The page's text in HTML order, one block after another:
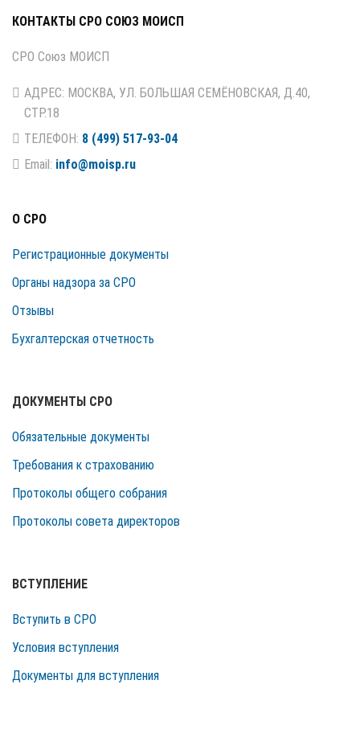
КОНТАКТЫ СРО СОЮЗ МОИСП
СРО Союз МОИСП
АДРЕС: МОСКВА, УЛ. БОЛЬШАЯ СЕМЁНОВСКАЯ, Д.40,
СТР.18
ТЕЛЕФОН: 8 (499) 517-93-04
Email: info@moisp.ru
О СРО
Регистрационные документы
Органы надзора за СРО
Отзывы
Бухгалтерская отчетность
ДОКУМЕНТЫ СРО
Обязательные документы
Требования к страхованию
Протоколы общего собрания
Протоколы совета директоров
ВСТУПЛЕНИЕ
Вступить в СРО
Условия вступления
Документы для вступления